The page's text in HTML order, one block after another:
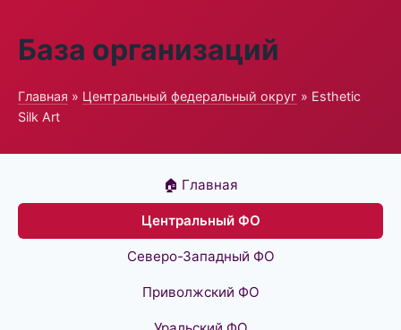
База организаций
Главная » Центральный федеральный округ » Esthetic
Silk Art
🏠 Главная
Центральный ФО
Северо-Западный ФО
Приволжский ФО